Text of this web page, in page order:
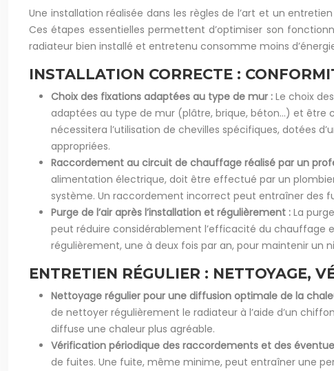
Une installation réalisée dans les règles de l’art et un
Ces étapes essentielles permettent d’optimiser son
radiateur bien installé et entretenu consomme moins
INSTALLATION CORRECTE :
Choix des fixations adaptées au type de mur : Le choix
adaptées au type de mur (plâtre, brique, béton…) et être
nécessitera l’utilisation de chevilles spécifiques, dotées
appropriées.
Raccordement au circuit de chauffage réalisé par un
alimentation électrique, doit être effectué par un
système. Un raccordement incorrect peut entraîner des
Purge de l’air après l’installation et régulièrement : La
peut réduire considérablement l’efficacité du chauffage
régulièrement, une à deux fois par an, pour maintenir un
ENTRETIEN RÉGULIER : NETTOYAGE,
Nettoyage régulier pour une diffusion optimale de la
de nettoyer régulièrement le radiateur à l’aide d’un
diffuse une chaleur plus agréable.
Vérification périodique des raccordements et des
de fuites. Une fuite, même minime, peut entraîner une